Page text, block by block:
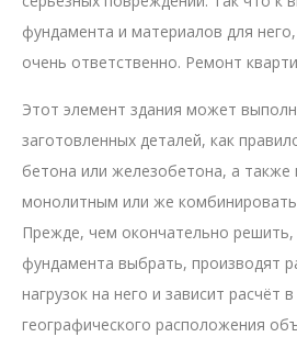
фундамента и материалов для
очень ответственно. Ремонт
Этот элемент здания может
заготовленных деталей, как
бетона или железобетона, а
монолитным или же
Прежде, чем окончательно решить,
фундамента выбрать, производят
нагрузок на него и зависит расчёт
географического расположения